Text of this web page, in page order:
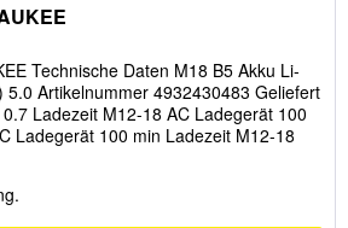
Technische Daten M18 B5 Akku Li-
5.0 Artikelnummer 4932430483 Geliefert
Ladezeit M12-18 AC Ladegerät 100
Ladegerät 100 min Ladezeit M12-18